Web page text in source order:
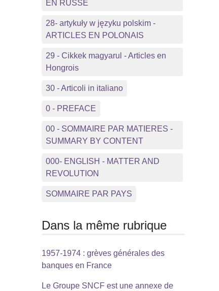
EN RUSSE
28- artykuły w języku polskim -
ARTICLES EN POLONAIS
29 - Cikkek magyarul - Articles en
Hongrois
30 - Articoli in italiano
0 - PREFACE
00 - SOMMAIRE PAR MATIERES -
SUMMARY BY CONTENT
000- ENGLISH - MATTER AND
REVOLUTION
SOMMAIRE PAR PAYS
Dans la même rubrique
1957-1974 : grèves générales des
banques en France
Le Groupe SNCF est une annexe de